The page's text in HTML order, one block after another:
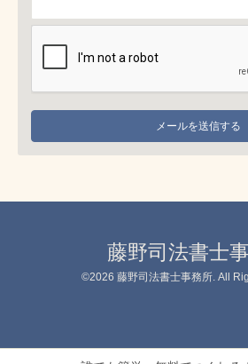
藤野司法書士
©2026 藤野司法書士事務所. All